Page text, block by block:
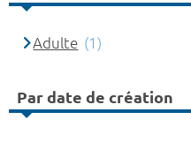
Adulte (1)
Par date de création